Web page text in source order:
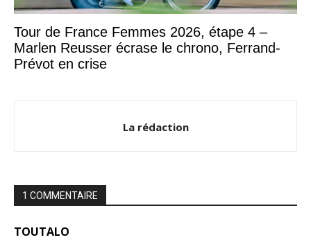
Tour de France Femmes 2026, étape 4 –
Marlen Reusser écrase le chrono, Ferrand-
Prévot en crise
La rédaction
1 COMMENTAIRE
TOUTALO